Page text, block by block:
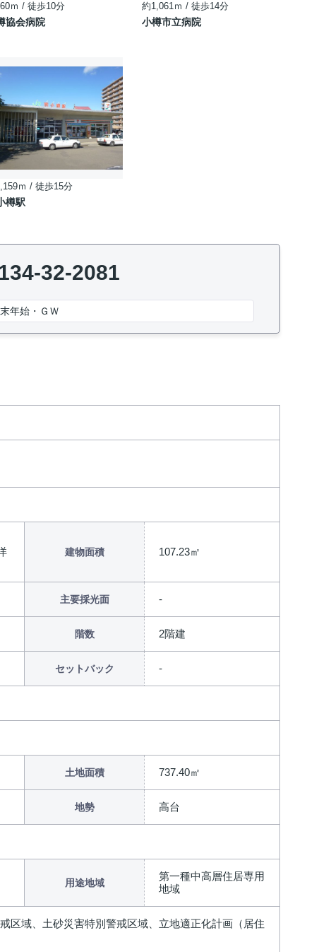
ｍ / 徒歩10分
協会病院
約1,061ｍ / 徒歩14分
小樽市立病院
ｍ / 徒歩15分
樽駅
32-2081
年始・ＧＷ
建物面積 107.23㎡
主要採光面
階数 2階建
セットバック
土地面積 737.40㎡
地勢 高台
用途地域
第一種中高層住居専用
地域
区域、土砂災害特別警戒区域、立地適正化計画（居住